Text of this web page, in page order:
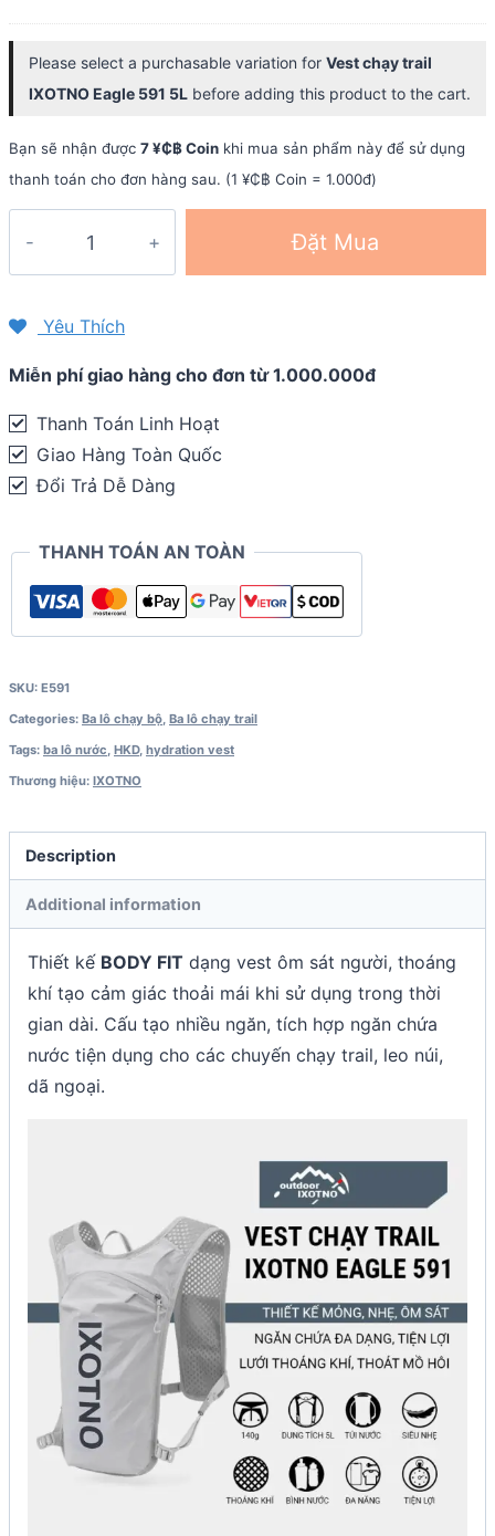
190.000 ₫.152.000 ₫.
Please select a purchasable variation for Vest chạy trail
IXOTNO Eagle 591 5L before adding this product to the cart.
Bạn sẽ nhận được 7 ¥₵฿ Coin khi mua sản phẩm này để sử dụng
thanh toán cho đơn hàng sau. (1 ¥₵฿ Coin = 1.000đ)
IXOTNO
591
5L
quantity
Đặt Mua
Yêu Thích
Miễn phí giao hàng cho đơn từ 1.000.000đ
Thanh Toán Linh Hoạt
Giao Hàng Toàn Quốc
Đổi Trả Dễ Dàng
THANH TOÁN AN TOÀN
SKU: E591
Categories: Ba lô chạy bộ, Ba lô chạy trail
Tags: ba lô nước, HKD, hydration vest
Thương hiệu: IXOTNO
Description
Additional information
Thiết kế BODY FIT dạng vest ôm sát người, thoáng
khí tạo cảm giác thoải mái khi sử dụng trong thời
gian dài. Cấu tạo nhiều ngăn, tích hợp ngăn chứa
nước tiện dụng cho các chuyến chạy trail, leo núi,
dã ngoại.